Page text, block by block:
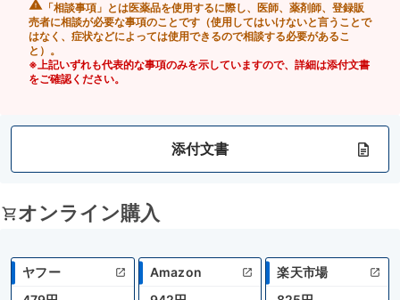
「相談事項」とは医薬品を使用するに際し、医師、薬剤師、登録販
売者に相談が必要な事項のことです（使用してはいけないと言うことで
はなく、症状などによっては使用できるので相談する必要があるこ
と）。
※上記いずれも代表的な事項のみを示していますので、詳細は添付文書
をご確認ください。
添付文書
オンライン購入
ヤフー
Amazon
楽天市場